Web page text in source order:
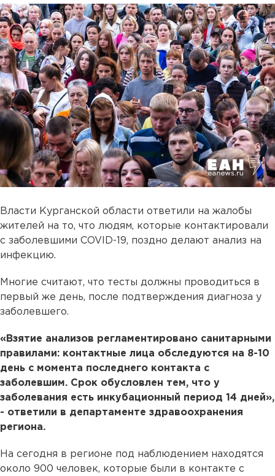
Власти Курганской области ответили на жалобы
жителей на то, что людям, которые контактировали
с заболевшими COVID-19, поздно делают анализ на
инфекцию.
Многие считают, что тесты должны проводиться в
первый же день, после подтверждения диагноза у
заболевшего.
«Взятие анализов регламентировано санитарными
правилами: контактные лица обследуются на 8-10
день с момента последнего контакта с
заболевшим. Срок обусловлен тем, что у
заболевания есть инкубационный период 14 дней»,
- ответили в департаменте здравоохранения
региона.
На сегодня в регионе под наблюдением находятся
около 900 человек, которые были в контакте с